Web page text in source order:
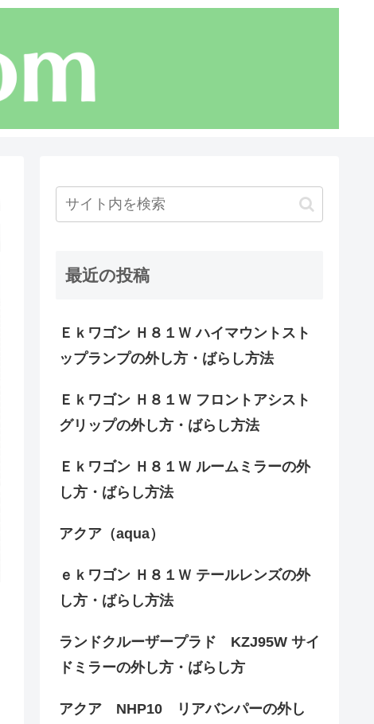
最近の投稿
Ｅｋワゴン Ｈ８１Ｗ ハイマウントスト
ップランプの外し方・ばらし方法
Ｅｋワゴン Ｈ８１Ｗ フロントアシスト
グリップの外し方・ばらし方法
Ｅｋワゴン Ｈ８１Ｗ ルームミラーの外
し方・ばらし方法
アクア（aqua）
ｅｋワゴン Ｈ８１Ｗ テールレンズの外
し方・ばらし方法
ランドクルーザープラド KZJ95W サイ
ドミラーの外し方・ばらし方
アクア NHP10 リアバンパーの外し